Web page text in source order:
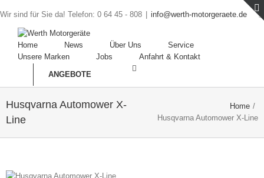
Wir sind für Sie da! Telefon: 0 64 45 - 808 info@werth-motorgeraete.de
Home News Über Uns
Service
Unsere Marken
Jobs
Anfahrt & Kontakt
ANGEBOTE
Husqvarna Automower X-
Line
Home /
Husqvarna Automower X-Line